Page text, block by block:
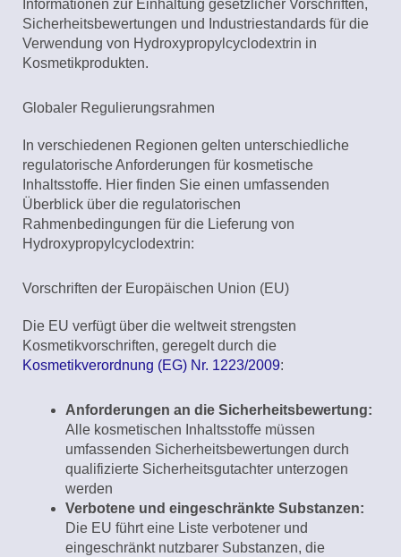
Informationen zur Einhaltung gesetzlicher Vorschriften,
Sicherheitsbewertungen und Industriestandards für die
Verwendung von Hydroxypropylcyclodextrin in
Kosmetikprodukten.
Globaler Regulierungsrahmen
In verschiedenen Regionen gelten unterschiedliche
regulatorische Anforderungen für kosmetische
Inhaltsstoffe. Hier finden Sie einen umfassenden
Überblick über die regulatorischen
Rahmenbedingungen für die Lieferung von
Hydroxypropylcyclodextrin:
Vorschriften der Europäischen Union (EU)
Die EU verfügt über die weltweit strengsten
Kosmetikvorschriften, geregelt durch die
Kosmetikverordnung (EG) Nr. 1223/2009:
Anforderungen an die Sicherheitsbewertung:
Alle kosmetischen Inhaltsstoffe müssen
umfassenden Sicherheitsbewertungen durch
qualifizierte Sicherheitsgutachter unterzogen
werden
Verbotene und eingeschränkte Substanzen:
Die EU führt eine Liste verbotener und
eingeschränkt nutzbarer Substanzen, die